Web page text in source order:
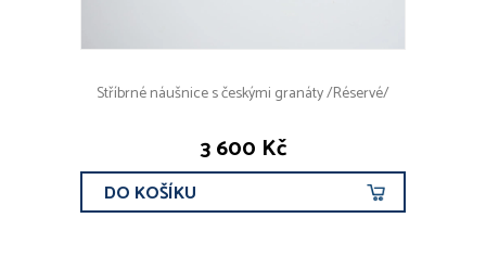
Stříbrné náušnice s českými granáty /Réservé/
3 600 Kč
DO KOŠÍKU